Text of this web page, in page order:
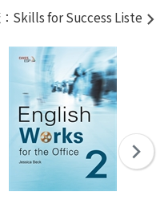
：Skills for Success